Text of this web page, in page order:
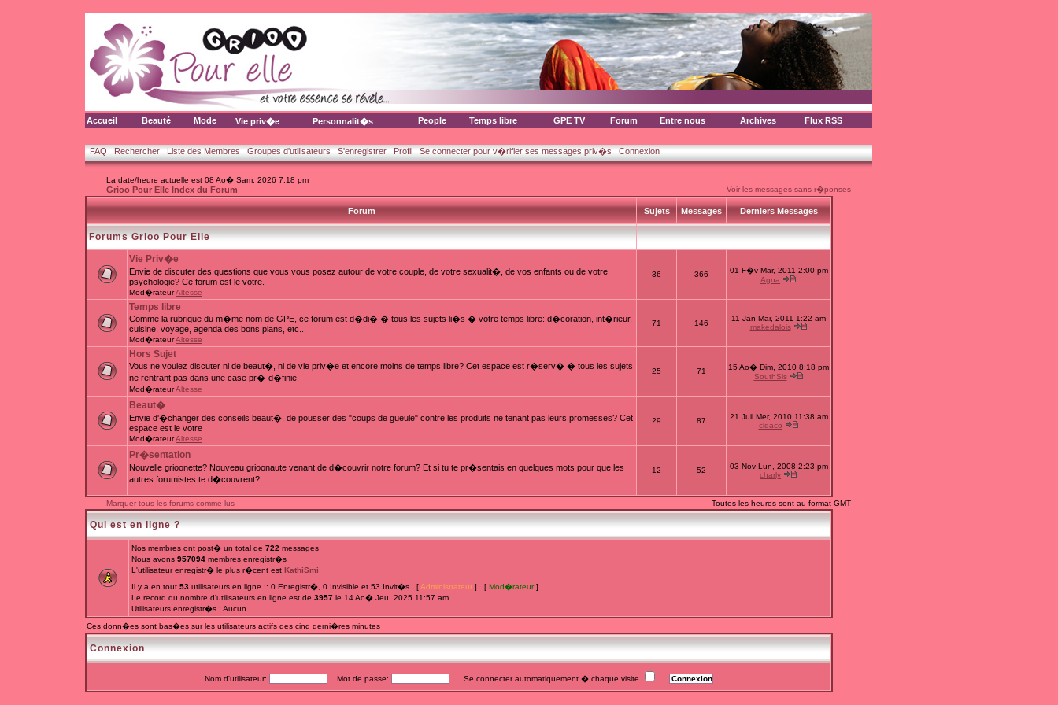
Accueil Beauté Mode Vie priv�e Personnalit�s People Temps libre GPE TV Forum Entre nous Archives Flux RSS
FAQ Rechercher Liste des Membres Groupes d'utilisateurs S'enregistrer Profil Se connecter pour v�rifier ses messages priv�s Connexion
La date/heure actuelle est 08 Ao� Sam, 2026 7:18 pm
Grioo Pour Elle Index du Forum Voir les messages sans r�ponses
Forum Sujets Messages Derniers Messages
Forums Grioo Pour Elle
Vie Priv�e
Envie de discuter des questions que vous vous posez autour de votre couple, de votre sexualit�, de vos enfants ou de votre
psychologie? Ce forum est le votre.
Mod�rateurAltesse
36 366
01 F�v Mar, 2011 2:00 pm
Agna
Temps libre
Comme la rubrique du m�me nom de GPE, ce forum est d�di� � tous les sujets li�s � votre temps libre: d�coration, int�rieur,
cuisine, voyage, agenda des bons plans, etc...
Mod�rateurAltesse
71 146
11 Jan Mar, 2011 1:22 am
makedalois
Hors Sujet
Vous ne voulez discuter ni de beaut�, ni de vie priv�e et encore moins de temps libre? Cet espace est r�serv� � tous les sujets
ne rentrant pas dans une case pr�-d�finie.
Mod�rateurAltesse
25 71
15 Ao� Dim, 2010 8:18 pm
SouthSis
Beaut�
Envie d'�changer des conseils beaut�, de pousser des "coups de gueule" contre les produits ne tenant pas leurs promesses? Cet
espace est le votre
Mod�rateurAltesse
29 87
21 Juil Mer, 2010 11:38 am
cldaco
Pr�sentation
Nouvelle grioonette? Nouveau grioonaute venant de d�couvrir notre forum? Et si tu te pr�sentais en quelques mots pour que les
autres forumistes te d�couvrent?
12 52
03 Nov Lun, 2008 2:23 pm
charly
Marquer tous les forums comme lus Toutes les heures sont au format GMT
Qui est en ligne ?
Nos membres ont post� un total de 722 messages
Nous avons 957094 membres enregistr�s
L'utilisateur enregistr� le plus r�cent est KathiSmi
Il y a en tout 53 utilisateurs en ligne :: 0 Enregistr�, 0 Invisible et 53 Invit�s [ Administrateur ] [ Mod�rateur]
Le record du nombre d'utilisateurs en ligne est de 3957 le 14 Ao� Jeu, 2025 11:57 am
Utilisateurs enregistr�s : Aucun
Ces donn�es sont bas�es sur les utilisateurs actifs des cinq derni�res minutes
Connexion
Nom d'utilisateur: Mot de passe: Se connecter automatiquement � chaque visite